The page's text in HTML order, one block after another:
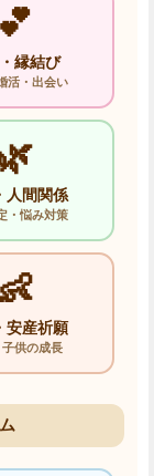
💕
縁結び
活・出会い
人間関係
・悩み対策
安産祈願
供の成長